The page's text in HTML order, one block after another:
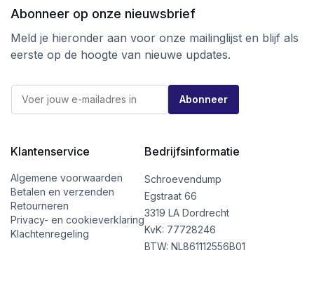
Abonneer op onze nieuwsbrief
Meld je hieronder aan voor onze mailinglijst en blijf als
eerste op de hoogte van nieuwe updates.
a
E
m
a
i
l
*
E
m
l
Abonneer
Klantenservice
Algemene voorwaarden
Betalen en verzenden
Retourneren
Privacy- en cookieverklaring
Klachtenregeling
Bedrijfsinformatie
Schroevendump
Egstraat 66
3319 LA Dordrecht
KvK: 77728246
BTW: NL861112556B01